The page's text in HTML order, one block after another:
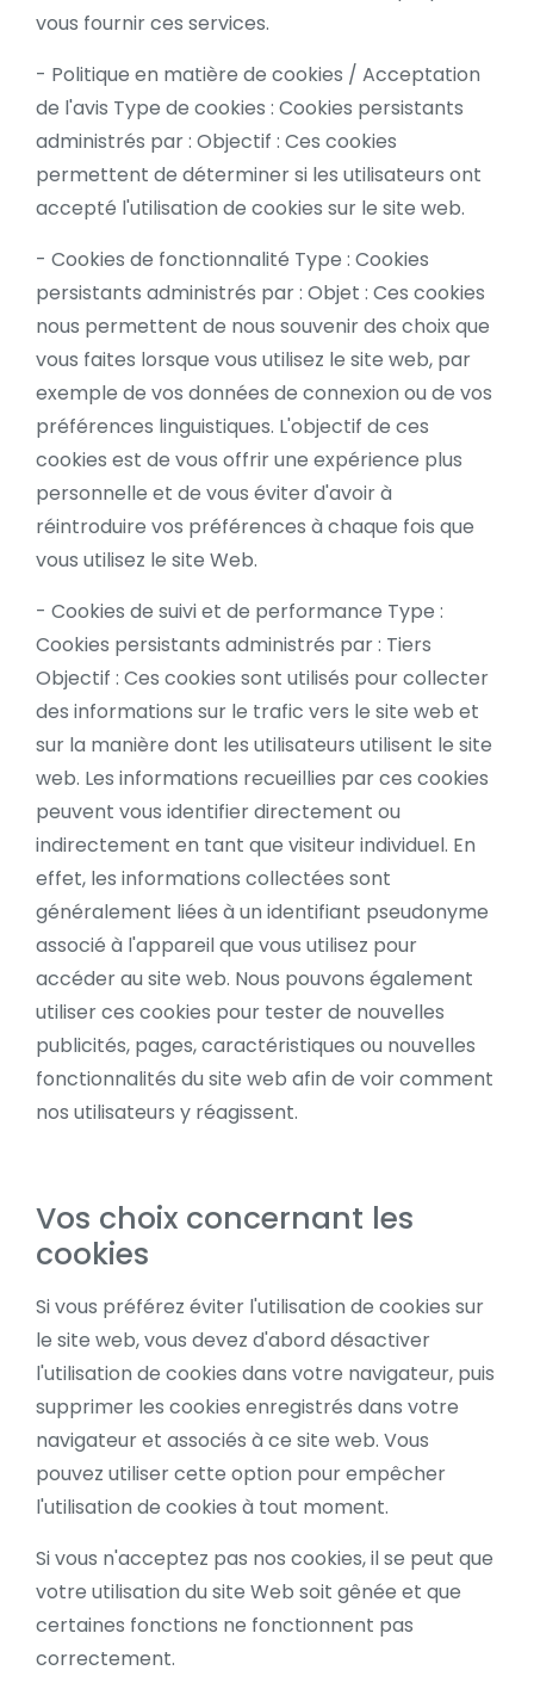
vous fournir ces services.
- Politique en matière de cookies / Acceptation
de l'avis Type de cookies : Cookies persistants
administrés par : Objectif : Ces cookies
permettent de déterminer si les utilisateurs ont
accepté l'utilisation de cookies sur le site web.
- Cookies de fonctionnalité Type : Cookies
persistants administrés par : Objet : Ces cookies
nous permettent de nous souvenir des choix que
vous faites lorsque vous utilisez le site web, par
exemple de vos données de connexion ou de vos
préférences linguistiques. L'objectif de ces
cookies est de vous offrir une expérience plus
personnelle et de vous éviter d'avoir à
réintroduire vos préférences à chaque fois que
vous utilisez le site Web.
- Cookies de suivi et de performance Type :
Cookies persistants administrés par : Tiers
Objectif : Ces cookies sont utilisés pour collecter
des informations sur le trafic vers le site web et
sur la manière dont les utilisateurs utilisent le site
web. Les informations recueillies par ces cookies
peuvent vous identifier directement ou
indirectement en tant que visiteur individuel. En
effet, les informations collectées sont
généralement liées à un identifiant pseudonyme
associé à l'appareil que vous utilisez pour
accéder au site web. Nous pouvons également
utiliser ces cookies pour tester de nouvelles
publicités, pages, caractéristiques ou nouvelles
fonctionnalités du site web afin de voir comment
nos utilisateurs y réagissent.
Vos choix concernant les
cookies
Si vous préférez éviter l'utilisation de cookies sur
le site web, vous devez d'abord désactiver
l'utilisation de cookies dans votre navigateur, puis
supprimer les cookies enregistrés dans votre
navigateur et associés à ce site web. Vous
pouvez utiliser cette option pour empêcher
l'utilisation de cookies à tout moment.
Si vous n'acceptez pas nos cookies, il se peut que
votre utilisation du site Web soit gênée et que
certaines fonctions ne fonctionnent pas
correctement.